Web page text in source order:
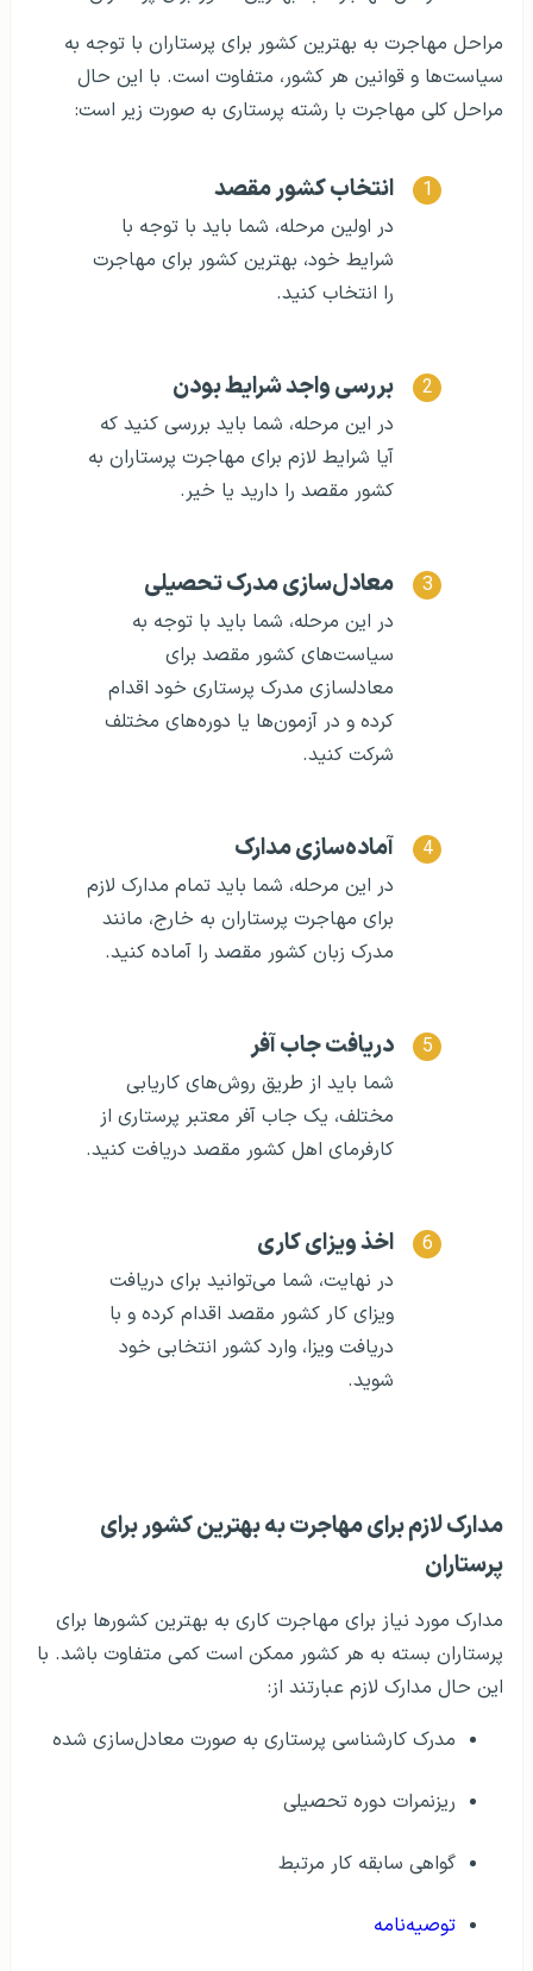
مراحل مهاجرت به بهترین کشور برای پرستاران با توجه به
سیاست‌ها و قوانین هر کشور، متفاوت است. با این حال
مراحل کلی مهاجرت با رشته پرستاری به صورت زیر است:
انتخاب کشور مقصد
در اولین مرحله، شما باید با توجه با
شرایط خود، بهترین کشور برای مهاجرت
را انتخاب کنید.
بررسی واجد شرایط بودن
در این مرحله، شما باید بررسی کنید که
آیا شرایط لازم برای مهاجرت پرستاران به
کشور مقصد را دارید یا خیر.
معادل‌سازی مدرک تحصیلی
در این مرحله، شما باید با توجه به
سیاست‌های کشور مقصد برای
معادلسازی مدرک پرستاری خود اقدام
کرده و در آزمون‌ها یا دوره‌های مختلف
شرکت کنید.
آماده‌سازی مدارک
در این مرحله، شما باید تمام مدارک لازم
برای مهاجرت پرستاران به خارج، مانند
مدرک زبان کشور مقصد را آماده کنید.
دریافت جاب آفر
شما باید از طریق روش‌های کاریابی
مختلف، یک جاب آفر معتبر پرستاری از
کارفرمای اهل کشور مقصد دریافت کنید.
اخذ ویزای کاری
در نهایت، شما می‌توانید برای دریافت
ویزای کار کشور مقصد اقدام کرده و با
دریافت ویزا، وارد کشور انتخابی خود
شوید.
مدارک لازم برای مهاجرت به بهترین کشور برای
پرستاران
مدارک مورد نیاز برای مهاجرت کاری به بهترین کشورها برای
پرستاران بسته به هر کشور ممکن است کمی متفاوت باشد. با
این حال مدارک لازم عبارتند از:
مدرک کارشناسی پرستاری به صورت معادل‌سازی شده
ریزنمرات دوره تحصیلی
گواهی سابقه کار مرتبط
توصیه‌نامه